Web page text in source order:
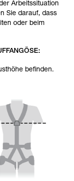
Arbeitssituation
Sie darauf, dass
oder beim
befinden.